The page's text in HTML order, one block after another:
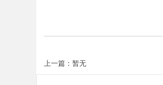
上一篇：暂无